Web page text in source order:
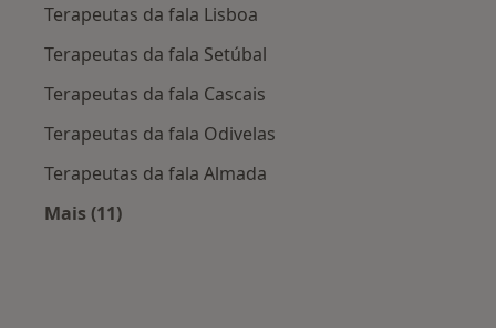
Terapeutas da fala Lisboa
Terapeutas da fala Setúbal
Terapeutas da fala Cascais
Terapeutas da fala Odivelas
Terapeutas da fala Almada
Mais (11)